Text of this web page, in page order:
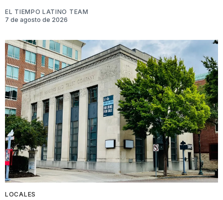
EL TIEMPO LATINO TEAM
7 de agosto de 2026
LOCALES